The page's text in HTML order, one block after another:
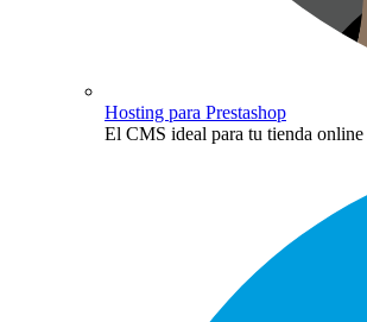
Hosting para Prestashop
El CMS ideal para tu tienda online